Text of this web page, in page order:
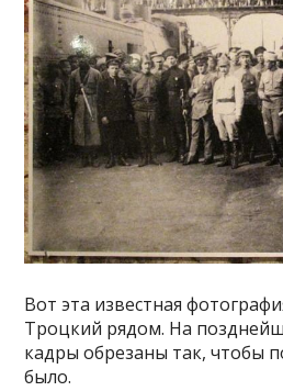
Вот эта известная
Троцкий рядом. На
кадры обрезаны так, чтобы
было.